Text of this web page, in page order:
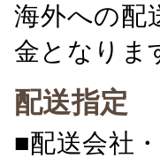
海外への配
金となりま
配送指定
■配送会社